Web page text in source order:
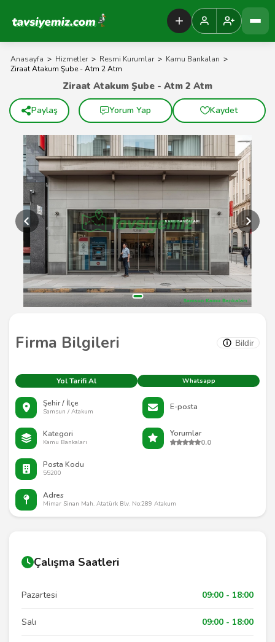
Tavsiyemiz Anasayfa
Anasayfa > Hizmetler > Resmi Kurumlar > Kamu Bankaları >
Ziraat Atakum Şube - Atm 2 Atm
Firma Bilgileri Bildir
Yol Tarifi Al Whatsapp
Şehir / İlçe
Samsun / Atakum E-posta
Kategori
Kamu Bankaları
Yorumlar
0.0
Posta Kodu
55200
Adres
Mimar Sinan Mah. Atatürk Blv. No:289 Atakum
Ziraat Atakum Şube - Atm 2 Atm
Paylaş Yorum Yap Kaydet
Çalışma Saatleri
Pazartesi 09:00 - 18:00
Salı 09:00 - 18:00